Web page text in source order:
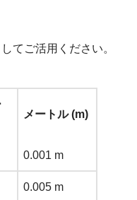
てご活用ください。
メートル (m)
0.001 m
0.005 m